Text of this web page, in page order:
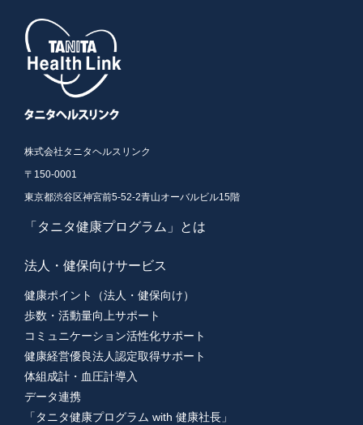
株式会社タニタヘルスリンク
〒150-0001
東京都渋谷区神宮前5-52-2青山オーバルビル15階
「タニタ健康プログラム」とは
法人・健保向けサービス
健康ポイント（法人・健保向け）
歩数・活動量向上サポート
コミュニケーション活性化サポート
健康経営優良法人認定取得サポート
体組成計・血圧計導入
データ連携
「タニタ健康プログラム with 健康社長」